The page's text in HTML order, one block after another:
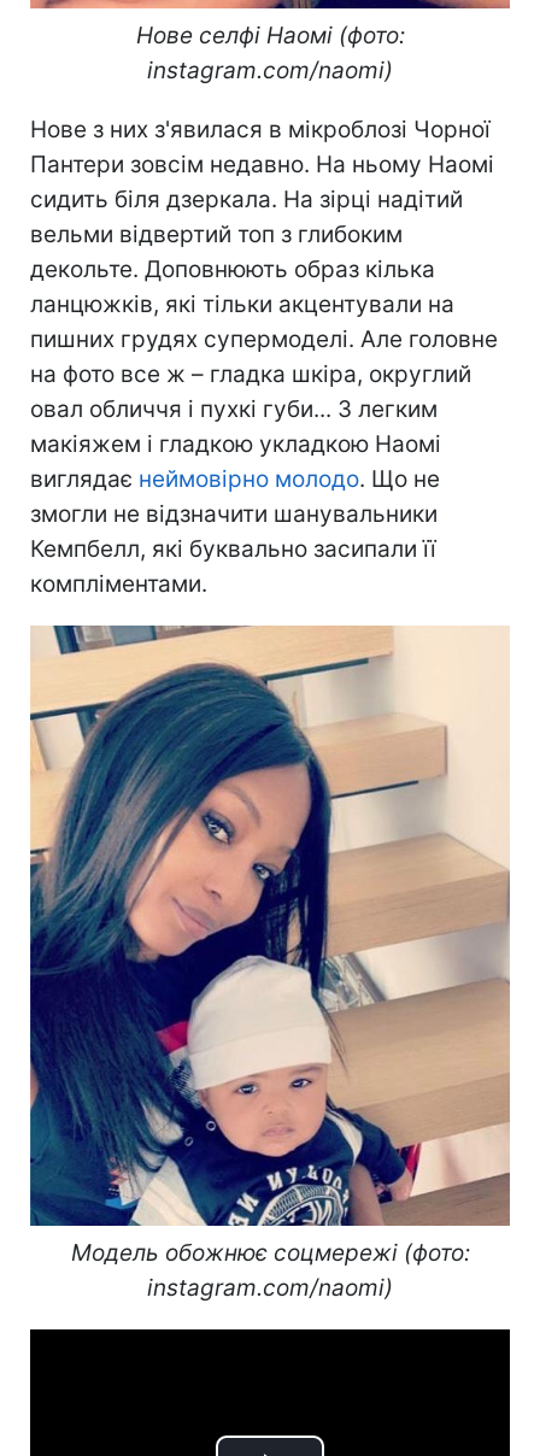
Нове селфі Наомі (фото:
instagram.com/naomi)
Нове з них з'явилася в мікроблозі Чорної
Пантери зовсім недавно. На ньому Наомі
сидить біля дзеркала. На зірці надітий
вельми відвертий топ з глибоким
декольте. Доповнюють образ кілька
ланцюжків, які тільки акцентували на
пишних грудях супермоделі. Але головне
на фото все ж – гладка шкіра, округлий
овал обличчя і пухкі губи... З легким
макіяжем і гладкою укладкою Наомі
виглядає неймовірно молодо. Що не
змогли не відзначити шанувальники
Кемпбелл, які буквально засипали її
компліментами.
Модель обожнює соцмережі (фото:
instagram.com/naomi)